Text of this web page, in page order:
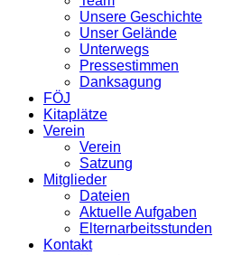
Unsere Geschichte
Unser Gelände
Unterwegs
Pressestimmen
Danksagung
FÖJ
Kitaplätze
Verein
Verein
Satzung
Mitglieder
Dateien
Aktuelle Aufgaben
Elternarbeitsstunden
Kontakt